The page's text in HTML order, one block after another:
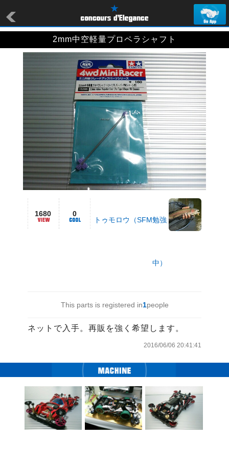
2mm中空軽量プロペラシャフト
1680 0
トゥモロウ（SFM勉強
中）
This parts is registered in1people
ネットで入手。再販を強く希望します。
2016/06/06 20:41:41